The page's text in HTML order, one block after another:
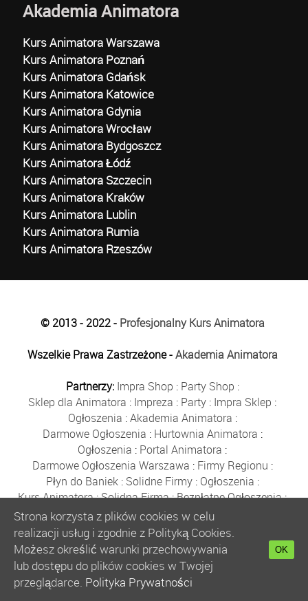
Akademia Animatora
Kurs Animatora Warszawa
Kurs Animatora Poznań
Kurs Animatora Gdańsk
Kurs Animatora Katowice
Kurs Animatora Gdynia
Kurs Animatora Wrocław
Kurs Animatora Bydgoszcz
Kurs Animatora Łódź
Kurs Animatora Szczecin
Kurs Animatora Kraków
Kurs Animatora Lublin
Kurs Animatora Rumia
Kurs Animatora Rzeszów
© 2013 - 2022 - Profesjonalny Kurs Animatora
Wszelkie Prawa Zastrzeżone -Akademia Animatora
Partnerzy: Impra Shop : Party Shop :
Sklep dla Animatora : Impreza : Party : Impra Sklep :
Ogłoszenia :Akademia Animatora :
Darmowe Ogłoszenia : Hurtownia Animatora :
Ogłoszenia : Portal Animatora :
Darmowe Ogłoszenia Warszawa : Firmy Regionu :
Płyn do Baniek: Solidne Firmy: Ogłoszenia :
Kurs Animatora:Solidna Firma:Bezpłatne Ogłoszenia:
Animator Czasu Wolnego:
Bezpłatne Ogłoszenia Warszawa:sklep animatora
Bańki Mydlane:Bezpłatne Ogłoszenia
Szkolenie Animatorów:Kurs Animatora
:
Kurs Animatora Warszawa :Rumia
Kurs Animatora Poznań:
Strona korzysta z plików cookies w celu
realizacji usług i zgodnie z Polityką Cookies.
Możesz określić warunki przechowywania
lub dostępu do plików cookies w Twojej
przeglądarce. Polityka Prywatności
OK